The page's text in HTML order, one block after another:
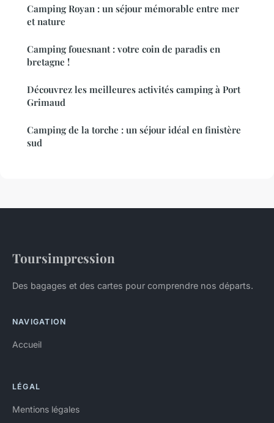
Camping Royan : un séjour mémorable entre mer
et nature
Camping fouesnant : votre coin de paradis en
bretagne !
Découvrez les meilleures activités camping à Port
Grimaud
Camping de la torche : un séjour idéal en finistère
sud
Toursimpression
Des bagages et des cartes pour comprendre nos départs.
NAVIGATION
Accueil
LÉGAL
Mentions légales